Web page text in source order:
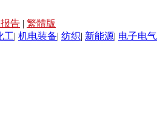
告 | 繁體版
工| 机电装备| 纺织| 新能源| 电子电气